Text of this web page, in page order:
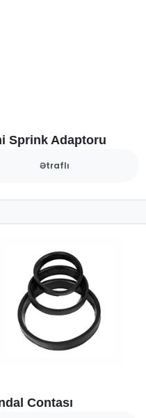
Sprink Adaptoru
Ətraflı
Contası